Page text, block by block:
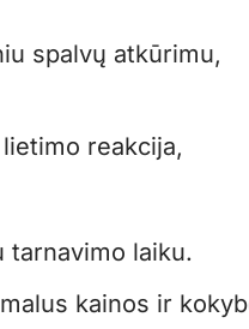
spalvų atkūrimu,
reakcija,
tarnavimo laiku.
kainos ir